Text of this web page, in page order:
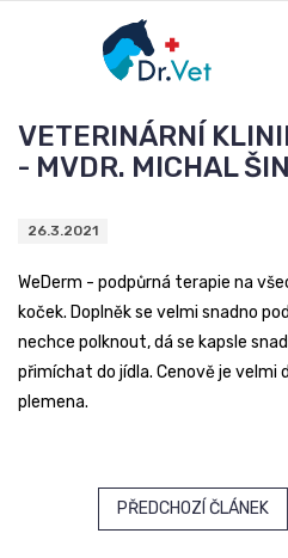
VETERINÁRNÍ
- MVDR. MICHAL
26.3.2021
WeDerm - podpůrná terapie na
koček. Doplněk se velmi snadno
nechce polknout, dá se kapsle
přimíchat do jídla. Cenově je velmi
plemena.
PŘEDCHOZÍ ČLÁNEK